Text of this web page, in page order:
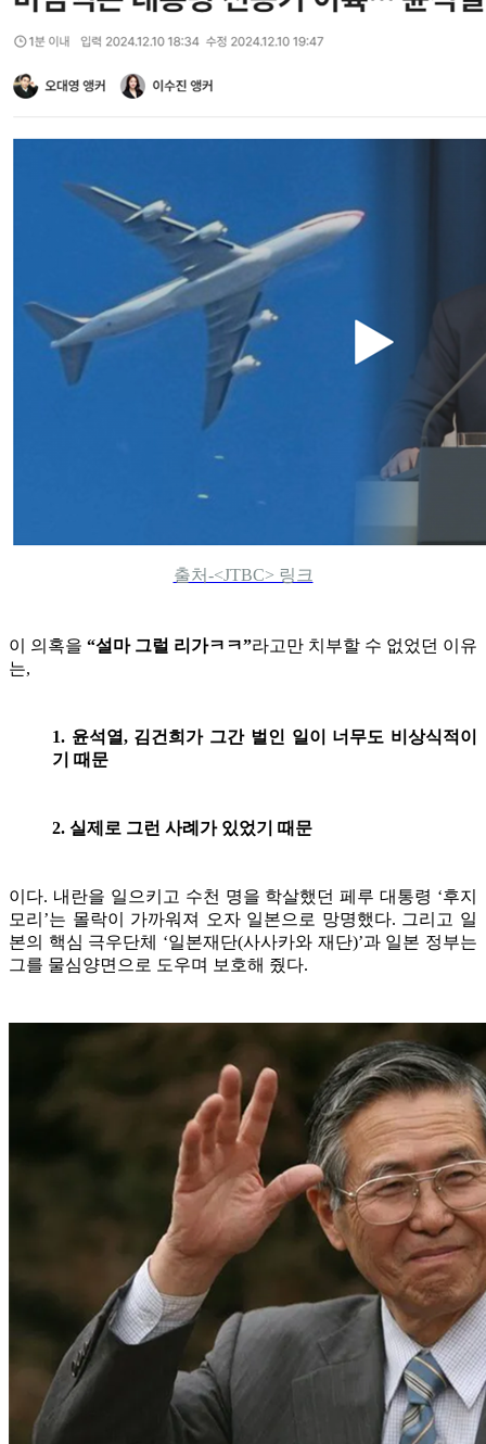
출처-<JTBC> 링크
이 의혹을 “설마 그럴 리가ㅋㅋ”라고만 치부할 수 없었던 이유
는,
1. 윤석열, 김건희가 그간 벌인 일이 너무도 비상식적이
기 때문
2. 실제로 그런 사례가 있었기 때문
이다. 내란을 일으키고 수천 명을 학살했던 페루 대통령 ‘후지
모리’는 몰락이 가까워져 오자 일본으로 망명했다. 그리고 일
본의 핵심 극우단체 ‘일본재단(사사카와 재단)’과 일본 정부는
그를 물심양면으로 도우며 보호해 줬다.